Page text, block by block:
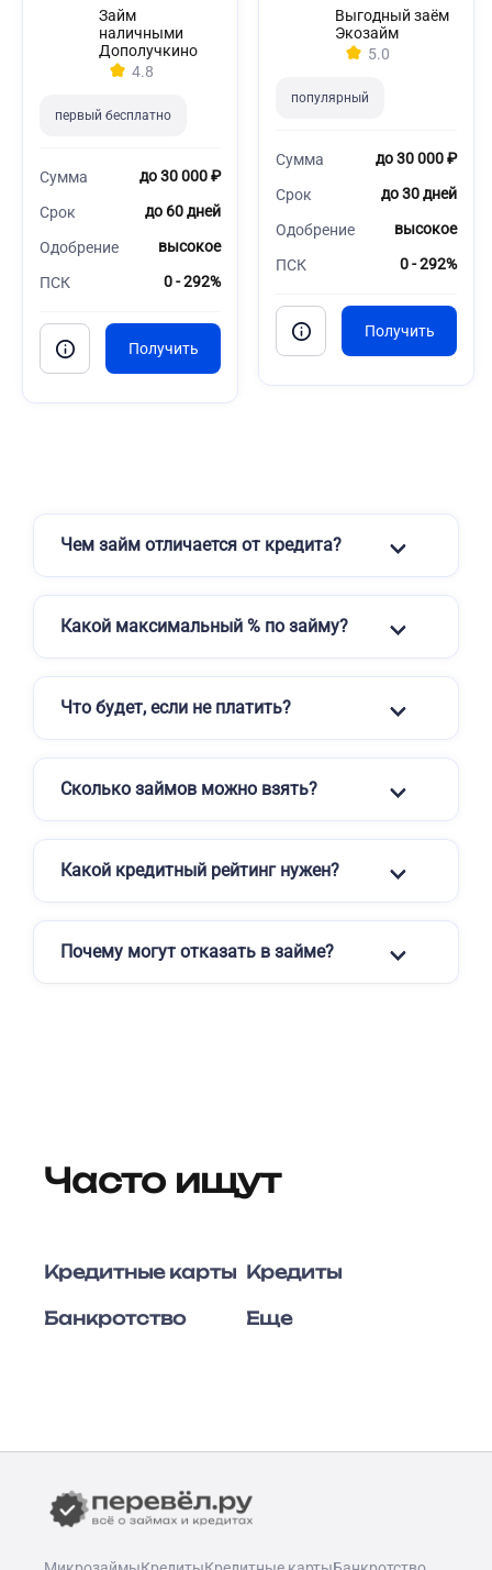
Займ
наличными
Дополучкино
4.8
первый бесплатно
Сумма до 30 000 ₽
Срок до 60 дней
Одобрение высокое
ПСК 0 - 292%
Выгодный заём
Экозайм
5.0
популярный
Сумма до 30 000 ₽
Срок до 30 дней
Одобрение высокое
ПСК 0 - 292%
Чем займ отличается от кредита?
Какой максимальный % по займу?
Что будет, если не платить?
Сколько займов можно взять?
Какой кредитный рейтинг нужен?
Почему могут отказать в займе?
Часто ищут
Кредитные карты Кредиты
Банкротство Еще